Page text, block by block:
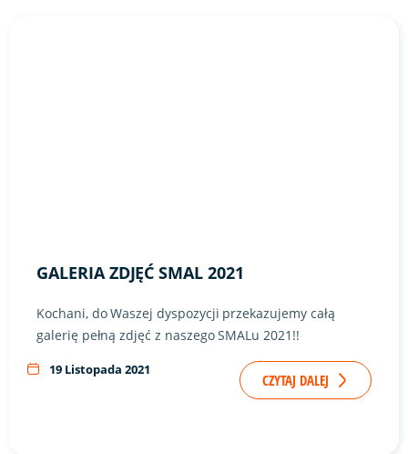
GALERIA ZDJĘĆ SMAL 2021
Kochani, do Waszej dyspozycji przekazujemy całą
galerię pełną zdjęć z naszego SMALu 2021!!
19 Listopada 2021
CZYTAJ DALEJ